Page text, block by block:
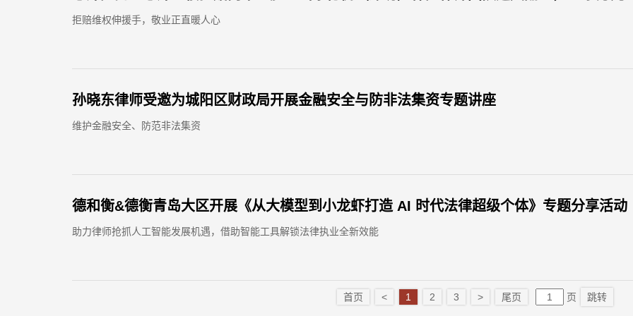
拒赔维权伸援手，敬业正直暖人心
孙晓东律师受邀为城阳区财政局开展金融安全与防非法集资专题讲座
维护金融安全、防范非法集资
德和衡&德衡青岛大区开展《从大模型到小龙虾打造 AI 时代法律超级个体》专题分享活动
助力律师抢抓人工智能发展机遇，借助智能工具解锁法律执业全新效能
首页 < 1 2 3 > 尾页 页 跳转